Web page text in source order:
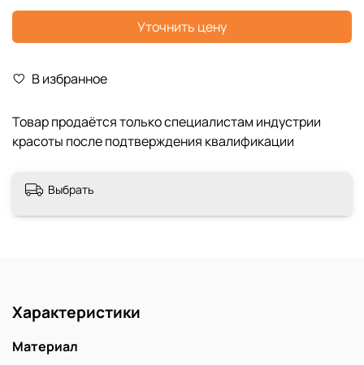
В избранное
Уточнить цену
Выбрать
Характеристики
Материал